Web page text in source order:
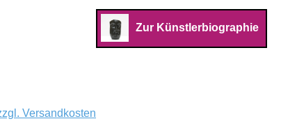
Zur Künstlerbiographie
Versandkosten